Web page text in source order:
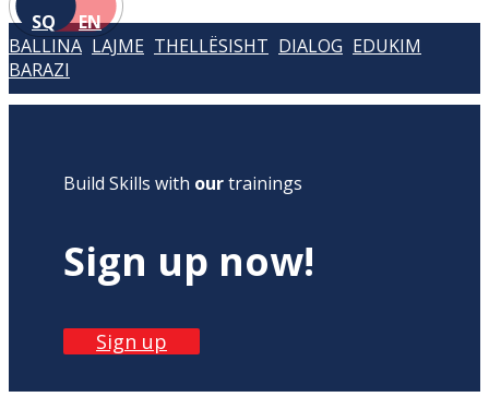
SQ EN
BALLINA LAJME THELLËSISHT DIALOG EDUKIM
BARAZI
Build Skills with ourtrainings
Sign up now!
Sign up